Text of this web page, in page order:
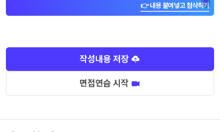
👉 내용 붙여넣고 첨삭하기
작성내용 저장
면접연습 시작